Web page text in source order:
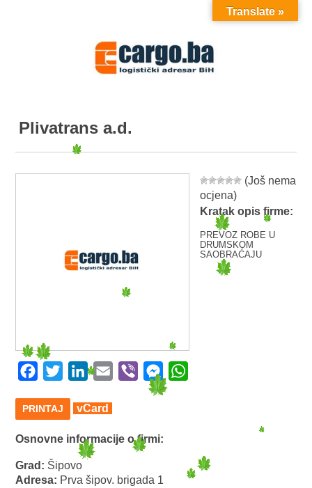
MENU
Plivatrans a.d.
(Još nema
ocjena)
Kratak opis firme:
PREVOZ ROBE U
DRUMSKOM
SAOBRAĆAJU
Facebook
TwitterLinkedIn
Email Viber Messenger
PRINTAJ vCard
Osnovne informacije o firmi:
Grad: Šipovo
Adresa: Prva šipov. brigada 1
Translate »